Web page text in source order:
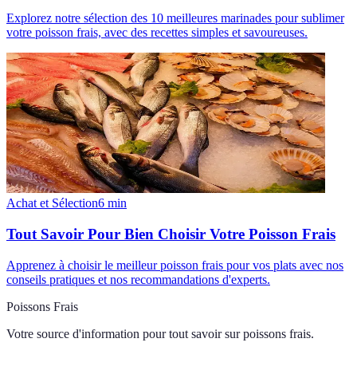
Explorez notre sélection des 10 meilleures marinades pour sublimer
votre poisson frais, avec des recettes simples et savoureuses.
Achat et Sélection6 min
Tout Savoir Pour Bien Choisir Votre Poisson Frais
Apprenez à choisir le meilleur poisson frais pour vos plats avec nos
conseils pratiques et nos recommandations d'experts.
Poissons Frais
Votre source d'information pour tout savoir sur poissons frais.